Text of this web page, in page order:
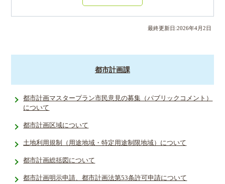
最終更新日:2026年4月2日
都市計画課
都市計画マスタープラン市民意見の募集（パブリックコメント）
について
都市計画区域について
土地利用規­制（用途地­域・特定用­途制限地域­）について
都市計画総括図について
都市計画明示申請、都市計画法第53条許可申請について